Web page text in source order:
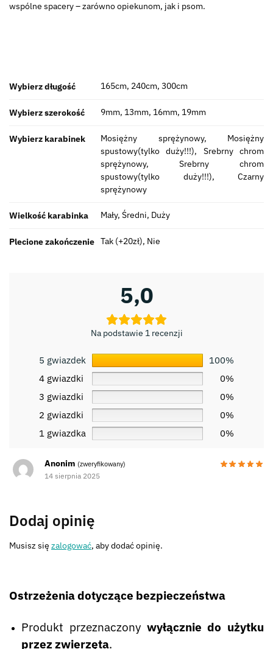
wspólne spacery – zarówno opiekunom, jak i psom.
Wybierz długość 165cm, 240cm, 300cm
Wybierz szerokość 9mm, 13mm, 16mm, 19mm
Wybierz karabinek
Mosiężny sprężynowy, Mosiężny
spustowy(tylko duży!!!), Srebrny chrom
sprężynowy, Srebrny chrom
spustowy(tylko duży!!!), Czarny
sprężynowy
Wielkość karabinka Mały, Średni, Duży
Plecione zakończenie Tak (+20zł), Nie
5,0
Na podstawie 1 recenzji
5 gwiazdek
100%
4 gwiazdki
0%
3 gwiazdki
0%
2 gwiazdki
0%
1 gwiazdka
0%
Anonim (zweryfikowany)
14 sierpnia 2025
Dodaj opinię
Musisz się zalogować, aby dodać opinię.
Ostrzeżenia dotyczące bezpieczeństwa
Produkt przeznaczony wyłącznie do użytku
przez zwierzęta.